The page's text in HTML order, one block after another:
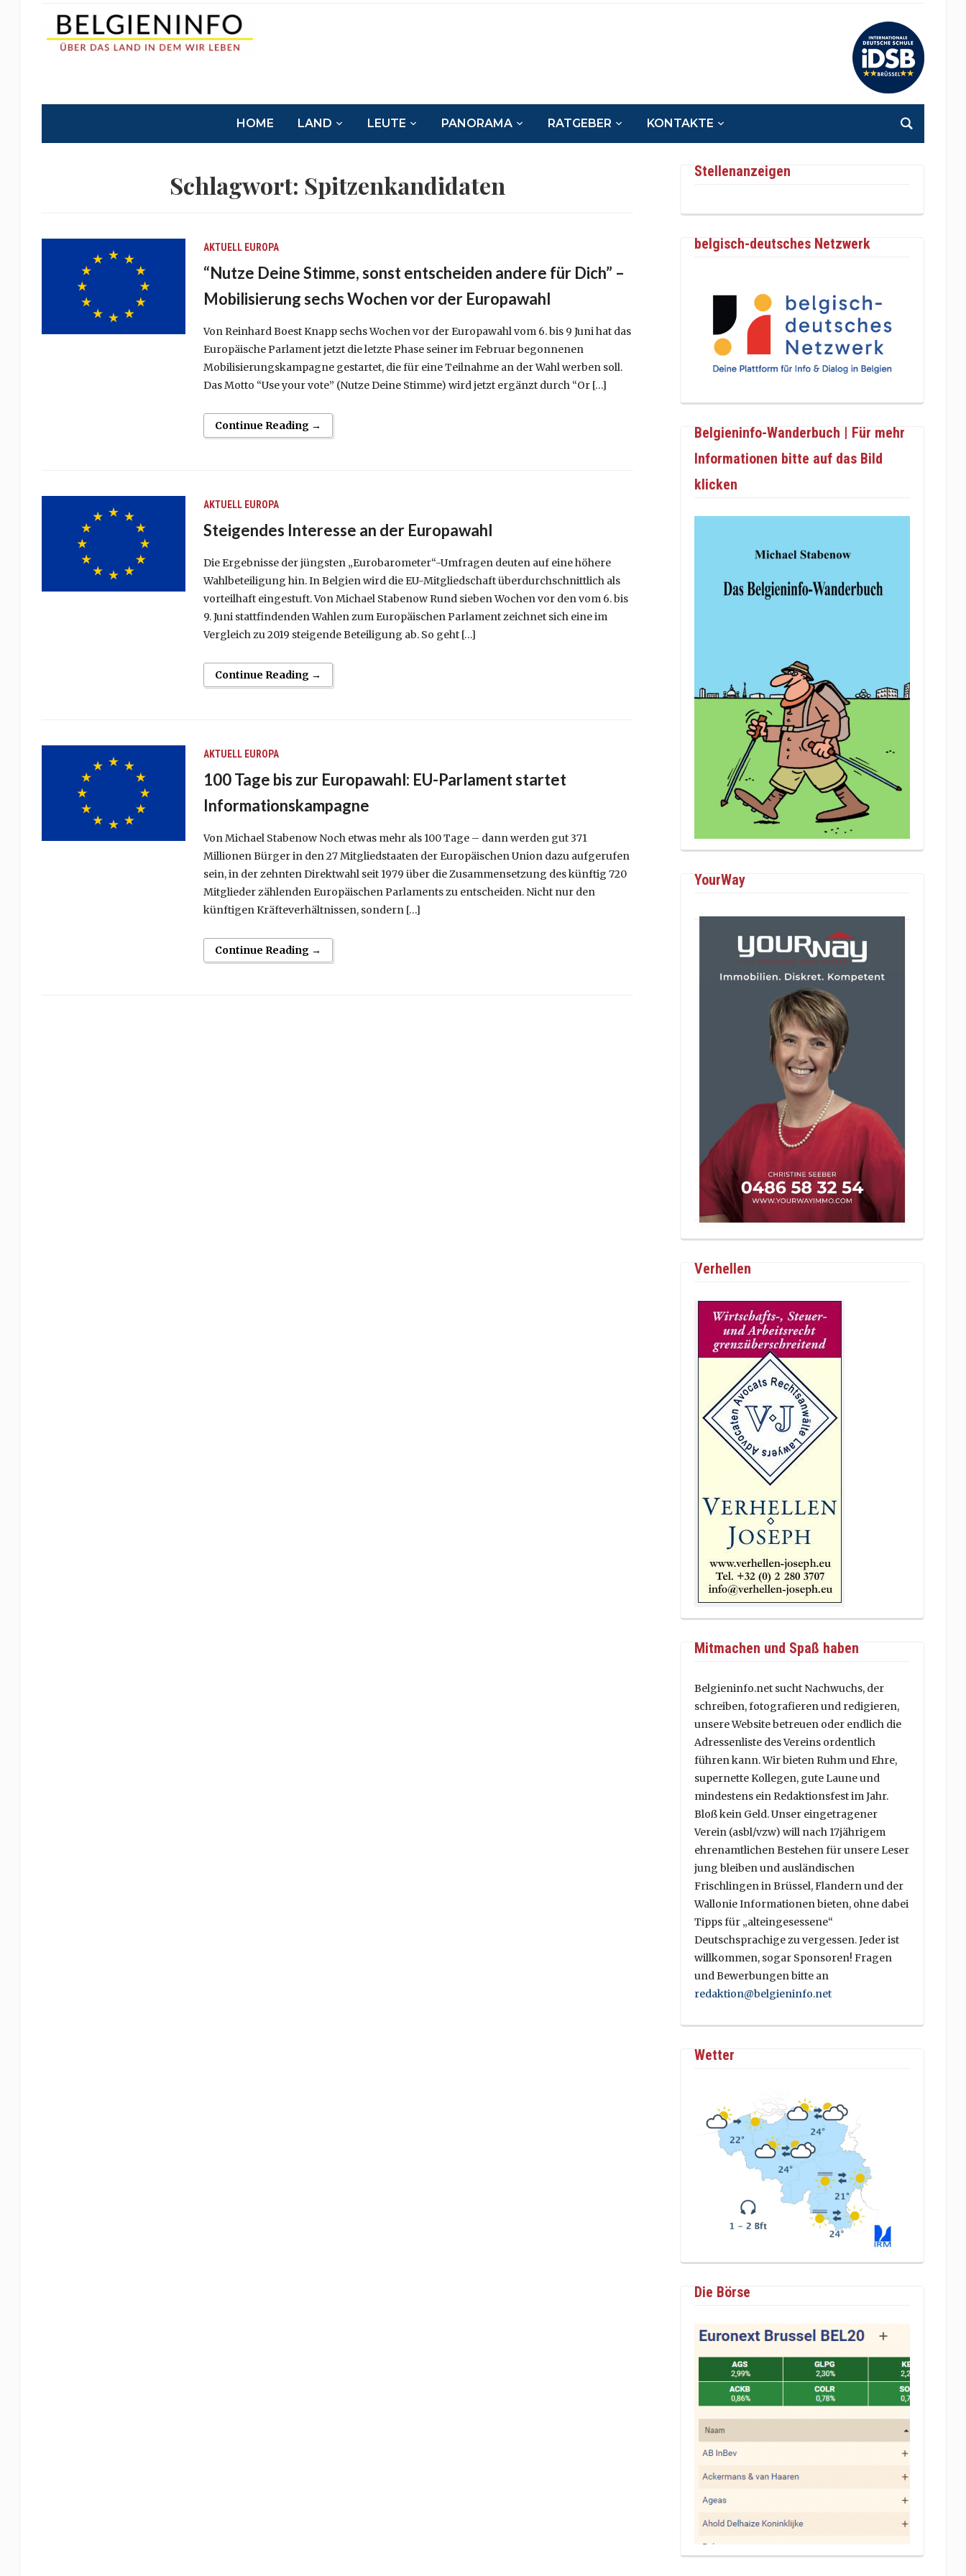
HOME LAND LEUTE PANORAMA RATGEBER KONTAKTE
Schlagwort: Spitzenkandidaten
AKTUELL EUROPA
“Nutze Deine Stimme, sonst entscheiden andere für Dich” –
Mobilisierung sechs Wochen vor der Europawahl
Von Reinhard Boest Knapp sechs Wochen vor der Europawahl vom 6. bis 9 Juni hat das
Europäische Parlament jetzt die letzte Phase seiner im Februar begonnenen
Mobilisierungskampagne gestartet, die für eine Teilnahme an der Wahl werben soll.
Das Motto “Use your vote” (Nutze Deine Stimme) wird jetzt ergänzt durch “Or […]
Continue Reading →
AKTUELL EUROPA
Steigendes Interesse an der Europawahl
Die Ergebnisse der jüngsten „Eurobarometer“-Umfragen deuten auf eine höhere
Wahlbeteiligung hin. In Belgien wird die EU-Mitgliedschaft überdurchschnittlich als
vorteilhaft eingestuft. Von Michael Stabenow Rund sieben Wochen vor den vom 6. bis
9. Juni stattfindenden Wahlen zum Europäischen Parlament zeichnet sich eine im
Vergleich zu 2019 steigende Beteiligung ab. So geht […]
Continue Reading →
AKTUELL EUROPA
100 Tage bis zur Europawahl: EU-Parlament startet
Informationskampagne
Von Michael Stabenow Noch etwas mehr als 100 Tage – dann werden gut 371
Millionen Bürger in den 27 Mitgliedstaaten der Europäischen Union dazu aufgerufen
sein, in der zehnten Direktwahl seit 1979 über die Zusammensetzung des künftig 720
Mitglieder zählenden Europäischen Parlaments zu entscheiden. Nicht nur den
künftigen Kräfteverhältnissen, sondern […]
Continue Reading →
Stellenanzeigen
belgisch-deutsches Netzwerk
Belgieninfo-Wanderbuch | Für mehr
Informationen bitte auf das Bild
klicken
YourWay
Verhellen
Mitmachen und Spaß haben
Belgieninfo.net sucht Nachwuchs, der
schreiben, fotografieren und redigieren,
unsere Website betreuen oder endlich die
Adressenliste des Vereins ordentlich
führen kann. Wir bieten Ruhm und Ehre,
supernette Kollegen, gute Laune und
mindestens ein Redaktionsfest im Jahr.
Bloß kein Geld. Unser eingetragener
Verein (asbl/vzw) will nach 17jährigem
ehrenamtlichen Bestehen für unsere Leser
jung bleiben und ausländischen
Frischlingen in Brüssel, Flandern und der
Wallonie Informationen bieten, ohne dabei
Tipps für „alteingesessene“
Deutschsprachige zu vergessen. Jeder ist
willkommen, sogar Sponsoren! Fragen
und Bewerbungen bitte an
redaktion@belgieninfo.net
Wetter
Die Börse